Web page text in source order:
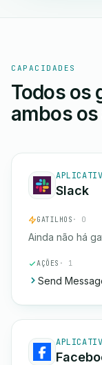
CAPACIDADES
Todos os
ambos
Slack
GATILHOS · 0
Ainda não há
AÇÕES · 1
Send